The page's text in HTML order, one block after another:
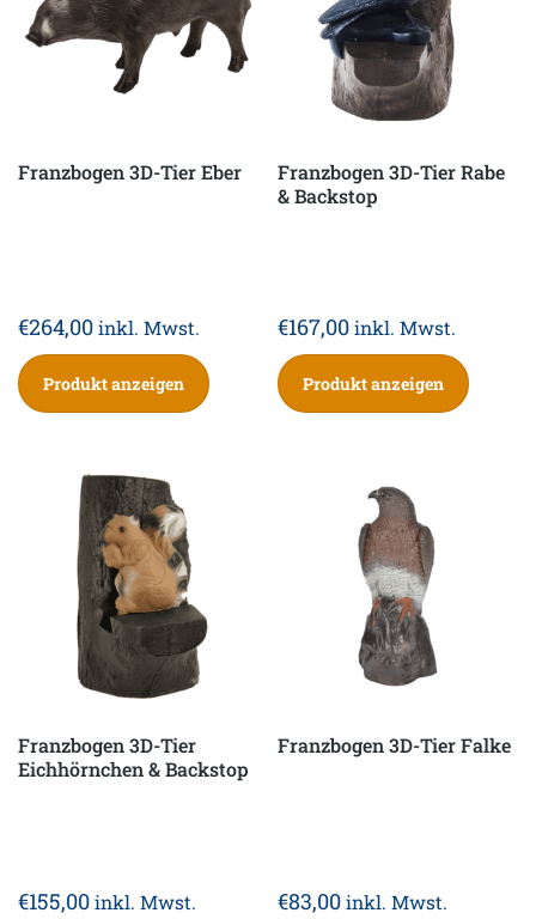
Franzbogen 3D-Tier Eber
€264,00inkl. Mwst.
Produkt anzeigen
Franzbogen 3D-Tier Rabe
& Backstop
€167,00 inkl. Mwst.
Produkt anzeigen
Franzbogen 3D-Tier
Eichhörnchen & Backstop
€155,00inkl. Mwst.
Franzbogen 3D-Tier Falke
€83,00 inkl. Mwst.